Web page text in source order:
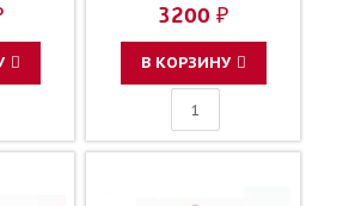
09262-22025 92045-
1209 91002-KY4-901
3200 ₽
В КОРЗИНУ